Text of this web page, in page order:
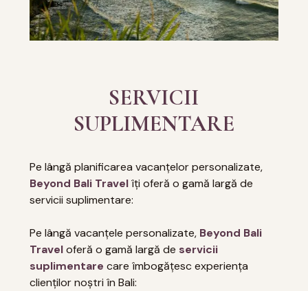
SERVICII
SUPLIMENTARE
Pe lângă planificarea vacanțelor personalizate,
Beyond Bali Travelîți oferă o gamă largă de
servicii suplimentare:
Pe lângă vacanțele personalizate, Beyond Bali
Traveloferă o gamă largă de servicii
suplimentare care îmbogățesc experiența
clienților noștri în Bali: